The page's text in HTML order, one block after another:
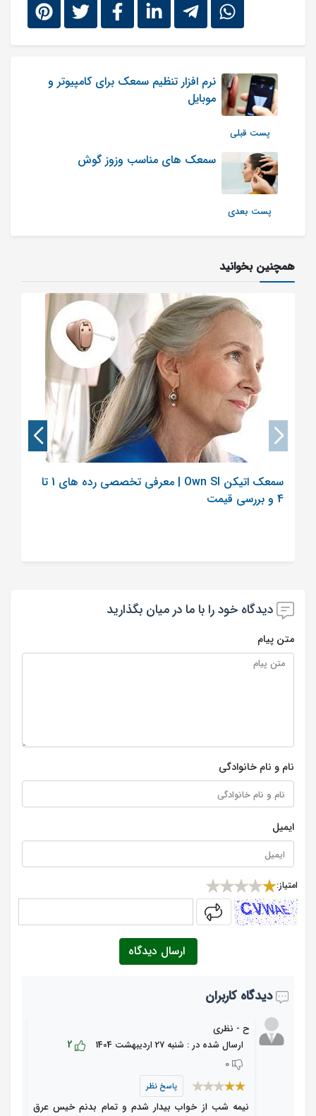
پست قبلی
نرم افزار تنظیم سمعک برای کامپیوتر و
موبایل
سمعک های مناسب وزوز گوش
پست بعدی
همچنین بخوانید
سمعک اتیکن Own SI | معرفی تخصصی رده های 1 تا
4 و بررسی قیمت
دیدگاه خود را با ما در میان بگذارید
متن پیام
نام و نام خانوادگی
ایمیل
امتیاز:
ارسال دیدگاه
دیدگاه کاربران
ح - نظری
ارسال شده در : شنبه 27 اردیبهشت 1404
2
0
پاسخ نظر
نیمه شب از خواب بیدار شدم و تمام بدنم خیس عرق